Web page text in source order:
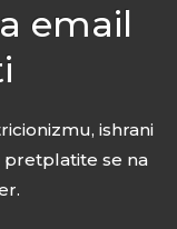
email
ishrani
pretplatite se na